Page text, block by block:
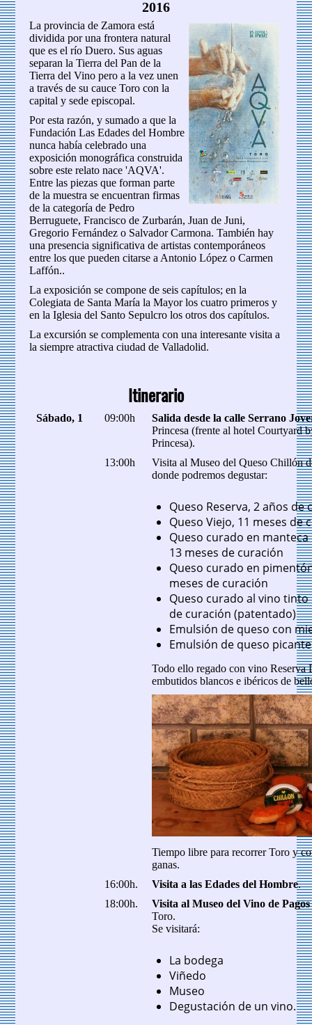
2016
La provincia de Zamora está
dividida por una frontera natural
que es el río Duero. Sus aguas
separan la Tierra del Pan de la
Tierra del Vino pero a la vez unen
a través de su cauce Toro con la
capital y sede episcopal.
Por esta razón, y sumado a que la
Fundación Las Edades del Hombre
nunca había celebrado una
exposición monográfica construida
sobre este relato nace 'AQVA'.
Entre las piezas que forman parte
de la muestra se encuentran firmas
de la categoría de Pedro
Berruguete, Francisco de Zurbarán, Juan de Juni,
Gregorio Fernández o Salvador Carmona. También hay
una presencia significativa de artistas contemporáneos
entre los que pueden citarse a Antonio López o Carmen
Laffón..
La exposición se compone de seis capítulos; en la
Colegiata de Santa María la Mayor los cuatro primeros y
en la Iglesia del Santo Sepulcro los otros dos capítulos.
La excursión se complementa con una interesante visita a
la siempre atractiva ciudad de Valladolid.
Itinerario
Sábado, 1 09:00h
Salida desde la calle Serrano
Princesa (frente al hotel Courtyard
Princesa).
13:00h
Visita al Museo del Queso Chillón
donde podremos degustar:
Queso Reserva, 2 años de
Queso Viejo, 11 meses de
Queso curado en
13 meses de curación
Queso curado en
meses de curación
Queso curado al vino tinto
de curación (patentado)
Emulsión de queso con
Emulsión de queso
Todo ello regado con vino Reserva
embutidos blancos e ibéricos de
Tiempo libre para recorrer Toro y
ganas.
16:00h.
Visita a las Edades del Hombre.
18:00h.
Visita al Museo del Vino de
Toro.
Se visitará:
La bodega
Viñedo
Museo
Degustación de un vino.